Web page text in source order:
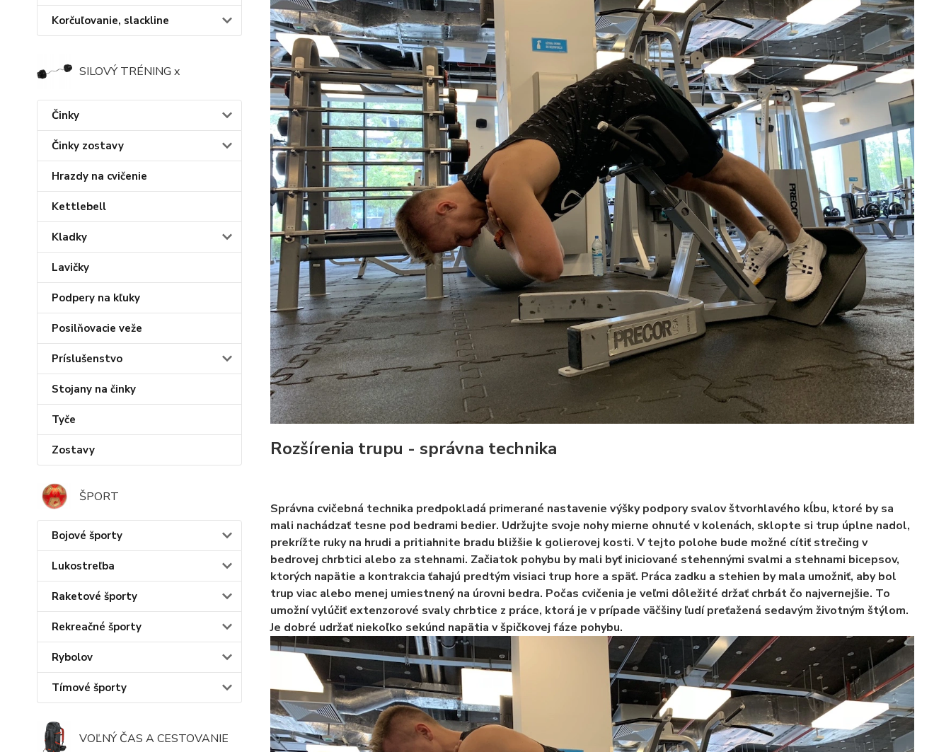
Korčuľovanie, slackline
SILOVÝ TRÉNING x
Činky
Činky zostavy
Hrazdy na cvičenie
Kettlebell
Kladky
Lavičky
Podpery na kľuky
Posilňovacie veže
Príslušenstvo
Stojany na činky
Tyče
Zostavy
ŠPORT
Bojové športy
Lukostreľba
Raketové športy
Rekreačné športy
Rybolov
Tímové športy
VOĽNÝ ČAS A CESTOVANIE
Rozšírenia trupu - správna technika
Správna cvičebná technika predpokladá primerané nastavenie výšky podpory svalov štvorhlavého kĺbu, ktoré by sa
mali nachádzať tesne pod bedrami bedier. Udržujte svoje nohy mierne ohnuté v kolenách, sklopte si trup úplne nadol,
prekrížte ruky na hrudi a pritiahnite bradu bližšie k golierovej kosti. V tejto polohe bude možné cítiť strečing v
bedrovej chrbtici alebo za stehnami. Začiatok pohybu by mali byť iniciované stehennými svalmi a stehnami bicepsov,
ktorých napätie a kontrakcia ťahajú predtým visiaci trup hore a späť. Práca zadku a stehien by mala umožniť, aby bol
trup viac alebo menej umiestnený na úrovni bedra. Počas cvičenia je veľmi dôležité držať chrbát čo najvernejšie. To
umožní vylúčiť extenzorové svaly chrbtice z práce, ktorá je v prípade väčšiny ľudí preťažená sedavým životným štýlom.
Je dobré udržať niekoľko sekúnd napätia v špičkovej fáze pohybu.